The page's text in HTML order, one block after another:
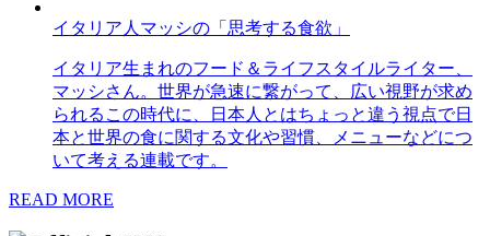
イタリア人マッシの「思考する食欲」
イタリア生まれのフード＆ライフスタイルライター、
マッシさん。世界が急速に繋がって、広い視野が求め
られるこの時代に、日本人とはちょっと違う視点で日
本と世界の食に関する文化や習慣、メニューなどにつ
いて考える連載です。
READ MORE